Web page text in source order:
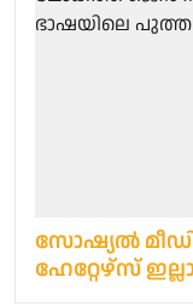
സോഷ്യല്‍
ഹേറ്റേഴ്സ്